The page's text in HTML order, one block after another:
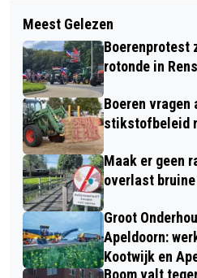
INWONER VAN
GEARRESTEERD
POLITIEAGENTEN
STERKE
ONDERWIJS EN
J.H. DONNERSCHOOL
Meest Gelezen
Boerenprotest
rotonde in
Boeren vragen
stikstofbeleid
Maak er geen
overlast
Groot
Apeldoorn:
Kootwijk en
Boom valt